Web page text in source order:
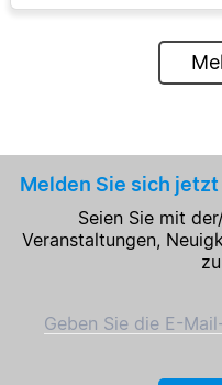
Melden Sie sich
Seien Sie mit
Veranstaltungen,
Geben Sie die E-